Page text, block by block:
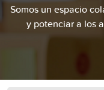
Somos un espacio
y potenciar a los